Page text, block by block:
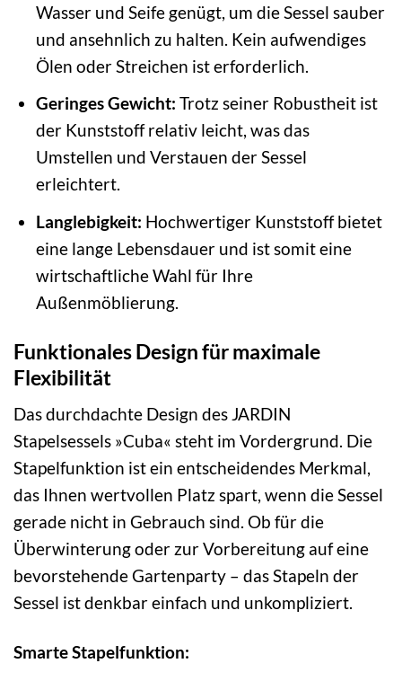
Wasser und Seife genügt, um die Sessel sauber
und ansehnlich zu halten. Kein aufwendiges
Ölen oder Streichen ist erforderlich.
Geringes Gewicht: Trotz seiner Robustheit ist
der Kunststoff relativ leicht, was das
Umstellen und Verstauen der Sessel
erleichtert.
Langlebigkeit: Hochwertiger Kunststoff bietet
eine lange Lebensdauer und ist somit eine
wirtschaftliche Wahl für Ihre
Außenmöblierung.
Funktionales Design für maximale
Flexibilität
Das durchdachte Design des JARDIN
Stapelsessels »Cuba« steht im Vordergrund. Die
Stapelfunktion ist ein entscheidendes Merkmal,
das Ihnen wertvollen Platz spart, wenn die Sessel
gerade nicht in Gebrauch sind. Ob für die
Überwinterung oder zur Vorbereitung auf eine
bevorstehende Gartenparty – das Stapeln der
Sessel ist denkbar einfach und unkompliziert.
Smarte Stapelfunktion: